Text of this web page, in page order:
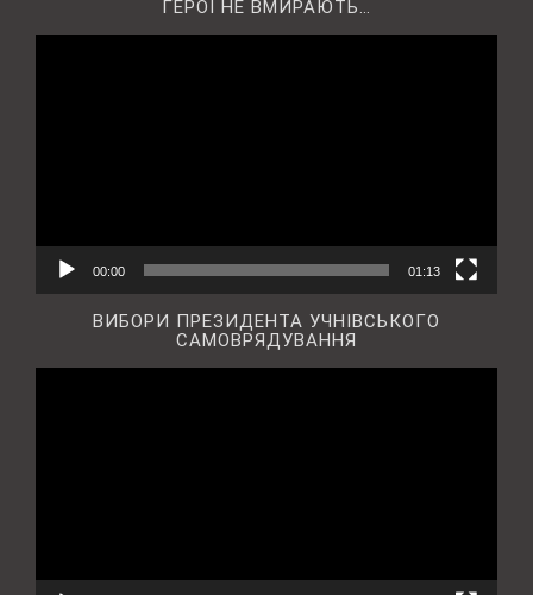
ГЕРОЇ НЕ ВМИРАЮТЬ…
00:00 01:13
ВИБОРИ ПРЕЗИДЕНТА УЧНІВСЬКОГО
САМОВРЯДУВАННЯ